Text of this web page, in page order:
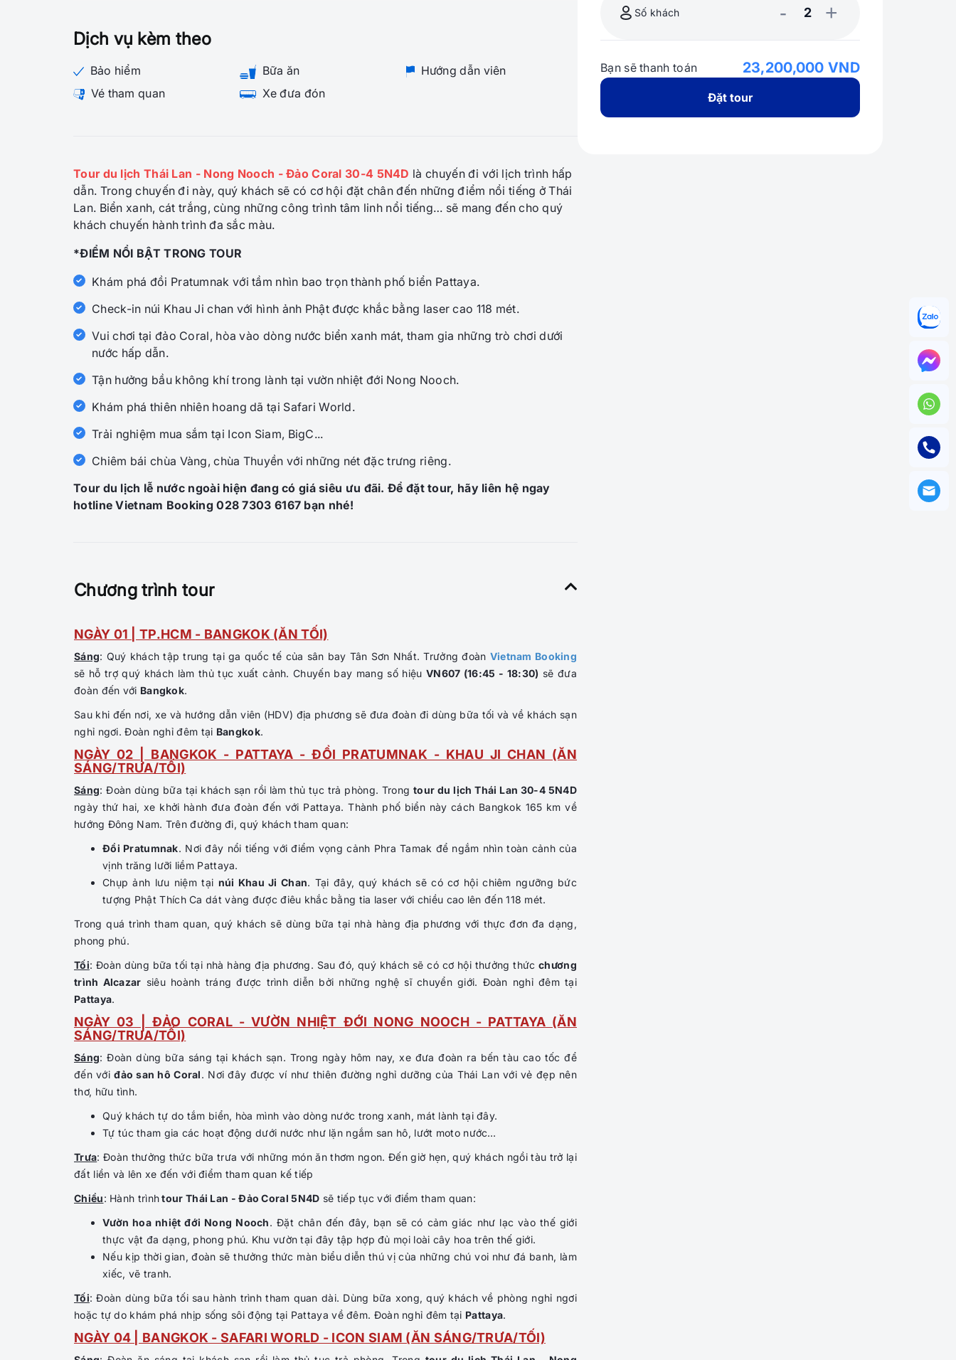
Dịch vụ kèm theo
Bảo hiểm Bữa ăn
Hướng dẫn viên
Vé tham quan
Xe đưa đón
Tour du lịch Thái Lan - Nong Nooch - Đảo Coral 30-4 5N4D là chuyến đi với lịch trình hấp
dẫn. Trong chuyến đi này, quý khách sẽ có cơ hội đặt chân đến những điểm nổi tiếng ở Thái
Lan. Biển xanh, cát trắng, cùng những công trình tâm linh nổi tiếng… sẽ mang đến cho quý
khách chuyến hành trình đa sắc màu.
*ĐIỂM NỔI BẬT TRONG TOUR
Khám phá đồi Pratumnak với tầm nhìn bao trọn thành phố biển Pattaya.
Check-in núi Khau Ji chan với hình ảnh Phật được khắc bằng laser cao 118 mét.
Vui chơi tại đảo Coral, hòa vào dòng nước biển xanh mát, tham gia những trò chơi dưới
nước hấp dẫn.
Tận hưởng bầu không khí trong lành tại vườn nhiệt đới Nong Nooch.
Khám phá thiên nhiên hoang dã tại Safari World.
Trải nghiệm mua sắm tại Icon Siam, BigC...
Chiêm bái chùa Vàng, chùa Thuyền với những nét đặc trưng riêng.
Tour du lịch lễ nước ngoài hiện đang có giá siêu ưu đãi. Để đặt tour, hãy liên hệ ngay
hotline Vietnam Booking028 7303 6167 bạn nhé!
Chương trình tour
NGÀY 01 | TP.HCM - BANGKOK (ĂN TỐI)
Sáng: Quý khách tập trung tại ga quốc tế của sân bay Tân Sơn Nhất. Trưởng đoàn Vietnam Booking
sẽ hỗ trợ quý khách làm thủ tục xuất cảnh. Chuyến bay mang số hiệu VN607 (16:45 - 18:30) sẽ đưa
đoàn đến với Bangkok.
Sau khi đến nơi, xe và hướng dẫn viên (HDV) địa phương sẽ đưa đoàn đi dùng bữa tối và về khách sạn
nghỉ ngơi. Đoàn nghỉ đêm tại Bangkok.
NGÀY 02 | BANGKOK - PATTAYA - ĐỒI PRATUMNAK - KHAU JI CHAN (ĂN
SÁNG/TRƯA/TỐI)
Sáng: Đoàn dùng bữa tại khách sạn rồi làm thủ tục trả phòng. Trongtour du lịch Thái Lan 30-4 5N4D
ngày thứ hai, xe khởi hành đưa đoàn đến với Pattaya. Thành phố biển này cách Bangkok 165 km về
hướng Đông Nam. Trên đường đi, quý khách tham quan:
Đồi Pratumnak. Nơi đây nổi tiếng với điểm vọng cảnh Phra Tamak để ngắm nhìn toàn cảnh của
vịnh trăng lưỡi liềm Pattaya.
Chụp ảnh lưu niệm tại núi Khau Ji Chan. Tại đây, quý khách sẽ có cơ hội chiêm ngưỡng bức
tượng Phật Thích Ca dát vàng được điêu khắc bằng tia laser với chiều cao lên đến 118 mét.
Trong quá trình tham quan, quý khách sẽ dùng bữa tại nhà hàng địa phương với thực đơn đa dạng,
phong phú.
Tối: Đoàn dùng bữa tối tại nhà hàng địa phương. Sau đó, quý khách sẽ có cơ hội thưởng thứcchương
trình Alcazar siêu hoành tráng được trình diễn bởi những nghệ sĩ chuyển giới. Đoàn nghỉ đêm tại
Pattaya.
NGÀY 03 | ĐẢO CORAL - VƯỜN NHIỆT ĐỚI NONG NOOCH - PATTAYA (ĂN
SÁNG/TRƯA/TỐI)
Sáng: Đoàn dùng bữa sáng tại khách sạn. Trong ngày hôm nay, xe đưa đoàn ra bến tàu cao tốc để
đến vớiđảo san hô Coral. Nơi đây được ví như thiên đường nghỉ dưỡng của Thái Lan với vẻ đẹp nên
thơ, hữu tình.
Quý khách tự do tắm biển, hòa mình vào dòng nước trong xanh, mát lành tại đây.
Tự túc tham gia các hoạt động dưới nước như lặn ngắm san hô, lướt moto nước…
Trưa: Đoàn thưởng thức bữa trưa với những món ăn thơm ngon. Đến giờ hẹn, quý khách ngồi tàu trở lại
đất liền và lên xe đến với điểm tham quan kế tiếp
Chiều: Hành trìnhtour Thái Lan - Đảo Coral 5N4D sẽ tiếp tục với điểm tham quan:
Vườn hoa nhiệt đới Nong Nooch. Đặt chân đến đây, bạn sẽ có cảm giác như lạc vào thế giới
thực vật đa dạng, phong phú. Khu vườn tại đây tập hợp đủ mọi loài cây hoa trên thế giới.
Nếu kịp thời gian, đoàn sẽ thưởng thức màn biểu diễn thú vị của những chú voi như đá banh, làm
xiếc, vẽ tranh.
Tối: Đoàn dùng bữa tối sau hành trình tham quan dài. Dùng bữa xong, quý khách về phòng nghỉ ngơi
hoặc tự do khám phá nhịp sống sôi động tại Pattaya về đêm. Đoàn nghỉ đêm tại Pattaya.
NGÀY 04 | BANGKOK - SAFARI WORLD - ICON SIAM (ĂN SÁNG/TRƯA/TỐI)
Số khách - +
Bạn sẽ thanh toán 23,200,000 VND
Đặt tour